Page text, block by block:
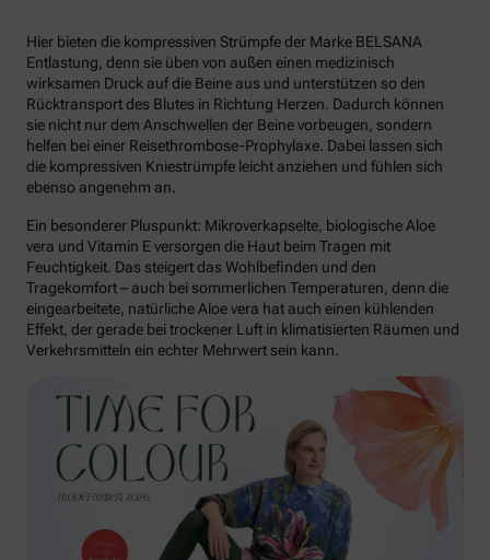
Hier bieten die kompressiven Strümpfe der Marke BELSANA
Entlastung, denn sie üben von außen einen medizinisch
wirksamen Druck auf die Beine aus und unterstützen so den
Rücktransport des Blutes in Richtung Herzen. Dadurch können
sie nicht nur dem Anschwellen der Beine vorbeugen, sondern
helfen bei einer Reisethrombose-Prophylaxe. Dabei lassen sich
die kompressiven Kniestrümpfe leicht anziehen und fühlen sich
ebenso angenehm an.
Ein besonderer Pluspunkt: Mikroverkapselte, biologische Aloe
vera und Vitamin E versorgen die Haut beim Tragen mit
Feuchtigkeit. Das steigert das Wohlbefinden und den
Tragekomfort – auch bei sommerlichen Temperaturen, denn die
eingearbeitete, natürliche Aloe vera hat auch einen kühlenden
Effekt, der gerade bei trockener Luft in klimatisierten Räumen und
Verkehrsmitteln ein echter Mehrwert sein kann.